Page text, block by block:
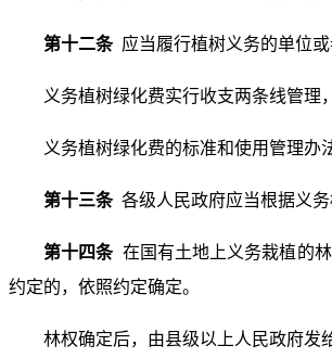
第十二条 应当履行植树义务的单位
义务植树绿化费实行收支两条线管理
义务植树绿化费的标准和使用管理办
第十三条 各级人民政府应当根据义
第十四条 在国有土地上义务栽植的
约定的，依照约定确定。
林权确定后，由县级以上人民政府发